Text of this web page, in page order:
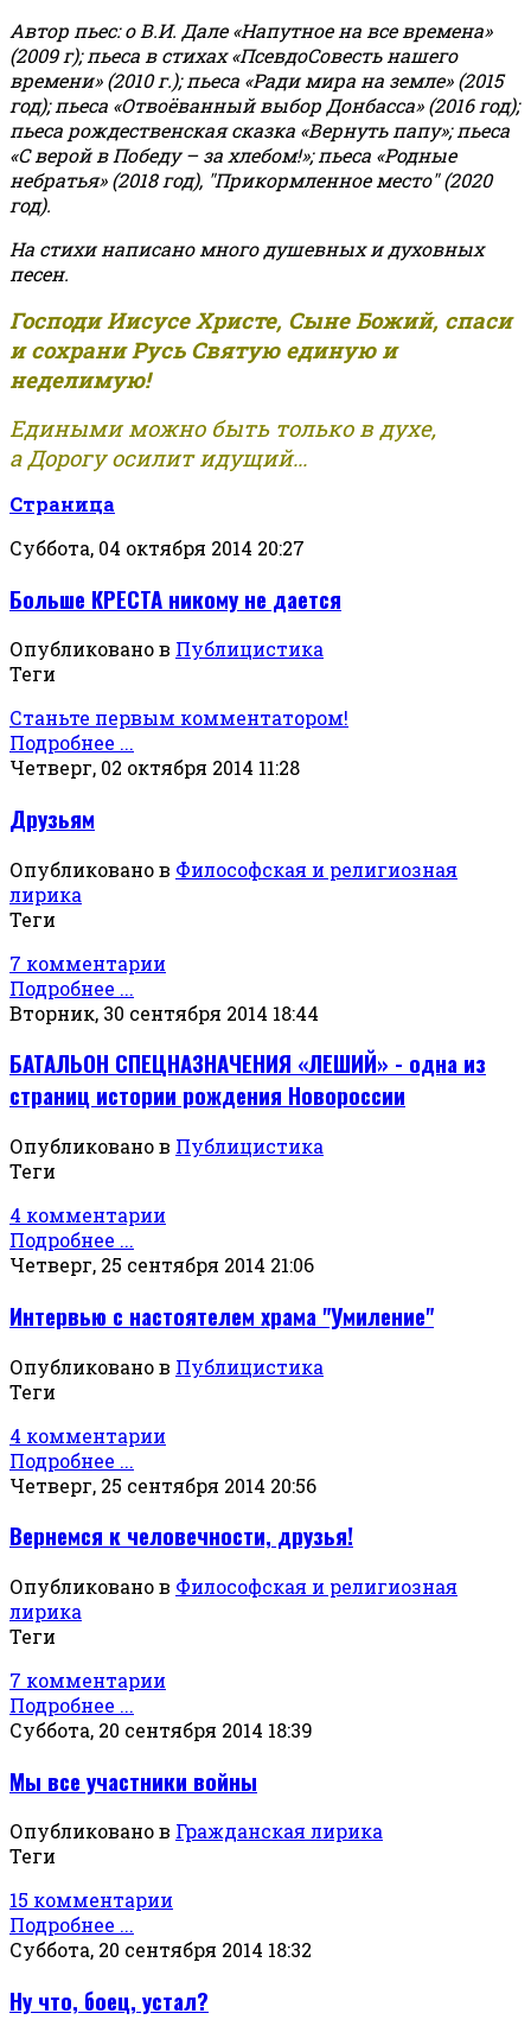
Автор пьес: о В.И. Дале «Напутное на все времена»
(2009 г); пьеса в стихах «ПсевдоСовесть нашего
времени» (2010 г.); пьеса «Ради мира на земле» (2015
год); пьеса «Отвоёванный выбор Донбасса» (2016 год);
пьеса рождественская сказка «Вернуть папу»; пьеса
«С верой в Победу – за хлебом!»;пьеса «Родные
небратья» (2018 год), "Прикормленное место" (2020
год).
На стихи написано много душевных и духовных
песен.
Господи Иисусе Христе, Сыне Божий, спаси
и сохрани Русь Святую единую и
неделимую!
Едиными можно быть только в духе,
а Дорогу осилит идущий...
Страница
Суббота, 04 октября 2014 20:27
Больше КРЕСТА никому не дается
Опубликовано в Публицистика
Теги
Станьте первым комментатором!
Подробнее ...
Четверг, 02 октября 2014 11:28
Друзьям
Опубликовано в Философская и религиозная
лирика
Теги
7 комментарии
Подробнее ...
Вторник, 30 сентября 2014 18:44
БАТАЛЬОН СПЕЦНАЗНАЧЕНИЯ «ЛЕШИЙ» - одна из
страниц истории рождения Новороссии
Опубликовано в Публицистика
Теги
4 комментарии
Подробнее ...
Четверг, 25 сентября 2014 21:06
Интервью с настоятелем храма "Умиление"
Опубликовано в Публицистика
Теги
4 комментарии
Подробнее ...
Четверг, 25 сентября 2014 20:56
Вернемся к человечности, друзья!
Опубликовано в Философская и религиозная
лирика
Теги
7 комментарии
Подробнее ...
Суббота, 20 сентября 2014 18:39
Мы все участники войны
Опубликовано в Гражданская лирика
Теги
15 комментарии
Подробнее ...
Суббота, 20 сентября 2014 18:32
Ну что, боец, устал?